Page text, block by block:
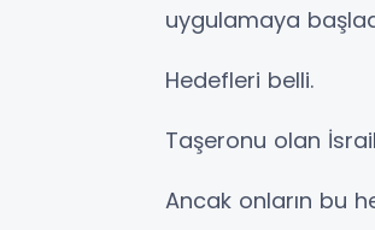
uygulamaya
Hedefleri belli.
Taşeronu olan
Ancak onların bu